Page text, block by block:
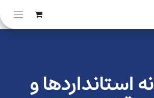
استانداردها و